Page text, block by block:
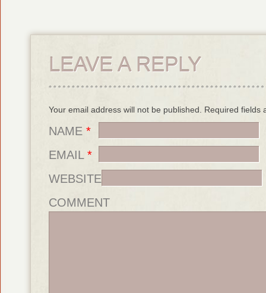
LEAVE A REPLY
Your email address will not be published. Required fields
NAME *
EMAIL *
WEBSITE
COMMENT